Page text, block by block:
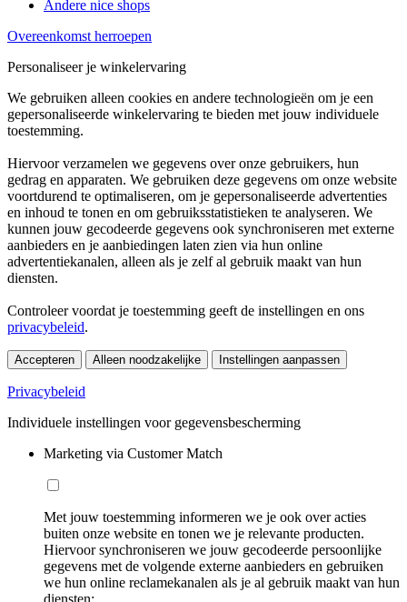
Andere nice shops
Overeenkomst herroepen
Personaliseer je winkelervaring
We gebruiken alleen cookies en andere technologieën om je een
gepersonaliseerde winkelervaring te bieden met jouw individuele
toestemming.
Hiervoor verzamelen we gegevens over onze gebruikers, hun
gedrag en apparaten. We gebruiken deze gegevens om onze website
voortdurend te optimaliseren, om je gepersonaliseerde advertenties
en inhoud te tonen en om gebruiksstatistieken te analyseren. We
kunnen jouw gecodeerde gegevens ook synchroniseren met externe
aanbieders en je aanbiedingen laten zien via hun online
advertentiekanalen, alleen als je zelf al gebruik maakt van hun
diensten.
Controleer voordat je toestemming geeft de instellingen en ons
privacybeleid.
Accepteren Alleen noodzakelijke Instellingen aanpassen
Privacybeleid
Individuele instellingen voor gegevensbescherming
Marketing via Customer Match
Met jouw toestemming informeren we je ook over acties
buiten onze website en tonen we je relevante producten.
Hiervoor synchroniseren we jouw gecodeerde persoonlijke
gegevens met de volgende externe aanbieders en gebruiken
we hun online reclamekanalen als je al gebruik maakt van hun
diensten: